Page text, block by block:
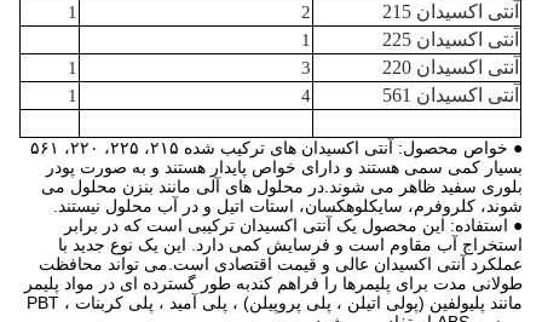
آنتی اکسیدان 215 2
1
آنتی اکسیدان 225 1
آنتی اکسیدان 220 3
1
آنتی اکسیدان 561 4
1
● خواص محصول: آنتی اکسیدان های ترکیب شده ۲۱۵، ۲۲۵، ۲۲۰، ۵۶۱
بسیار کمی سمی هستند و دارای خواص پایدار هستند و به صورت پودر
بلوری سفید ظاهر می شوند.در محلول های آلی مانند بنزن محلول می
شوند، کلروفرم، سایکلوهکسان، استات اتیل و در آب محلول نیستند.
● استفاده: این محصول یک آنتی اکسیدان ترکیبی است که در برابر
استخراج آب مقاوم است و فرسایش کمی دارد. این یک نوع جدید با
عملکرد آنتی اکسیدان عالی و قیمت اقتصادی است.می تواند محافظت
طولانی مدت برای پلیمرها را فراهم کندبه طور گسترده ای در مواد پلیمر
مانند پلیولفین (پولی اتیلن ، پلی پروپیلن) ، پلی آمید ، پلی کربنات ، PBT